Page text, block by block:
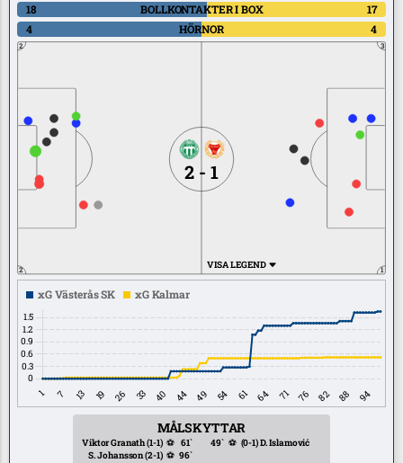
18
BOLLKONTAKTER I BOX
17
4
HÖRNOR 4
2
2
3
1
2 - 1
VISA LEGEND
MÅLSKYTTAR
Viktor Granath(1-1) ⚽ 61`
S. Johansson(2-1) ⚽ 96`
49` ⚽ (0-1)D. Islamović